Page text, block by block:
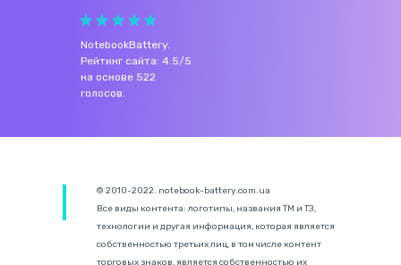
NotebookBattery.
Рейтинг сайта: 4.5/5
на основе 522
голосов.
© 2010-2022. notebook-battery.com.ua
Все виды контента: логотипы, названия ТМ и ТЗ,
технологии и другая информация, которая является
собственностью третьих лиц, в том числе контент
торговых знаков, является собственностью их